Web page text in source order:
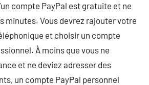
compte PayPal est gratuite et ne
minutes. Vous devrez rajouter votre
et choisir un compte
À moins que vous ne
et ne deviez adresser des
un compte PayPal personnel